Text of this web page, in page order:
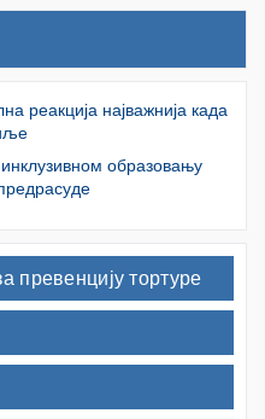
реакција најважнија када
образовању
превенцију тортуре